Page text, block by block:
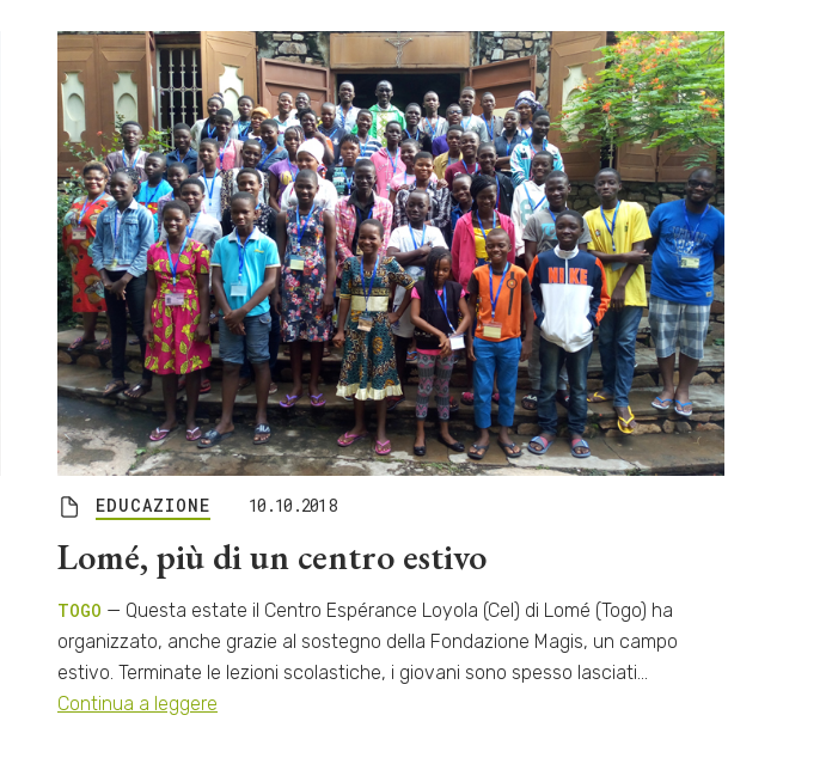
EDUCAZIONE 10.10.2018
Lomé, più di un centro estivo
TOGO — Questa estate il Centro Espérance Loyola (Cel) di Lomé (Togo) ha
organizzato, anche grazie al sostegno della Fondazione Magis, un campo
estivo. Terminate le lezioni scolastiche, i giovani sono spesso lasciati…
Continua a leggere